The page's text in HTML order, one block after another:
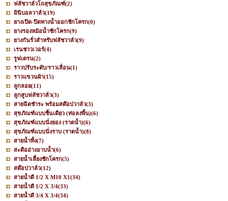
ฟลัชวาล์วโถสุขภัณฑ์(2)
มินิบอลวาล์ว(19)
ยางเปิด-ปิดทางน้ำออกชักโครก(0)
ยางรองหม้อน้ำชักโครก(9)
ยางกันรั่วสำหรับฟลัชวาล์ว(9)
เรนชาวเวอร์(4)
รูฟเดรน(2)
ราวปรับระดับ/ราวเลื่อน(1)
ราวแขวนผ้า(15)
ลูกลอย(11)
ลูกสูบฟลัชวาล์ว(3)
สายฉีดชำระ พร้อมสต๊อปวาล์ว(3)
สุขภัณฑ์แบบชิ้นเดียว (ท่อลงพื้น)(6)
สุขภัณฑ์แบบนั่งยอง (ราดน้ำ)(6)
สุขภัณฑ์แบบนั่งราบ (ราดน้ำ)(8)
สายน้ำทิ้ง(7)
สะดืออ่างอาบน้ำ(6)
สายน้ำเลี้ยงชักโครก(5)
สต๊อปวาล์ว(12)
สายน้ำดี 1/2 X M10 X1(34)
สายน้ำดี 1/2 X 3/4(33)
สายน้ำดี 3/4 X 3/4(34)